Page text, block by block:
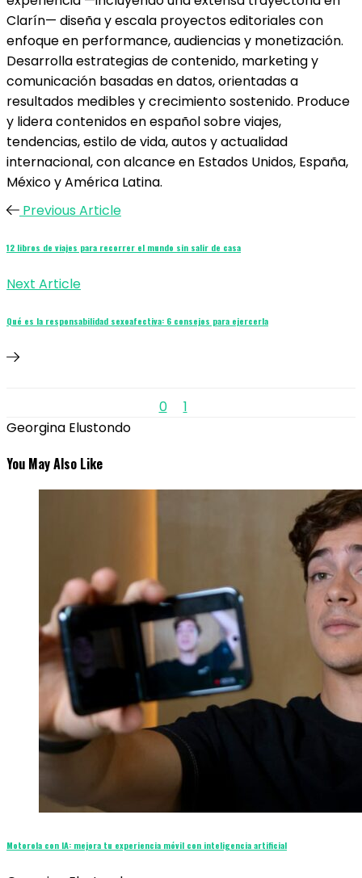
Clarín— diseña y escala proyectos editoriales con
enfoque en performance, audiencias y monetización.
Desarrolla estrategias de contenido, marketing y
comunicación basadas en datos, orientadas a
resultados medibles y crecimiento sostenido. Produce
y lidera contenidos en español sobre viajes,
tendencias, estilo de vida, autos y actualidad
internacional, con alcance en Estados Unidos, España,
México y América Latina.
Previous Article
12 libros de viajes para recorrer el mundo sin salir de casa
Next Article
Qué es la responsabilidad sexoafectiva: 6 consejos para ejercerla
0
1
Georgina Elustondo
You May Also Like
Motorola con IA: mejora tu experiencia móvil con inteligencia artificial